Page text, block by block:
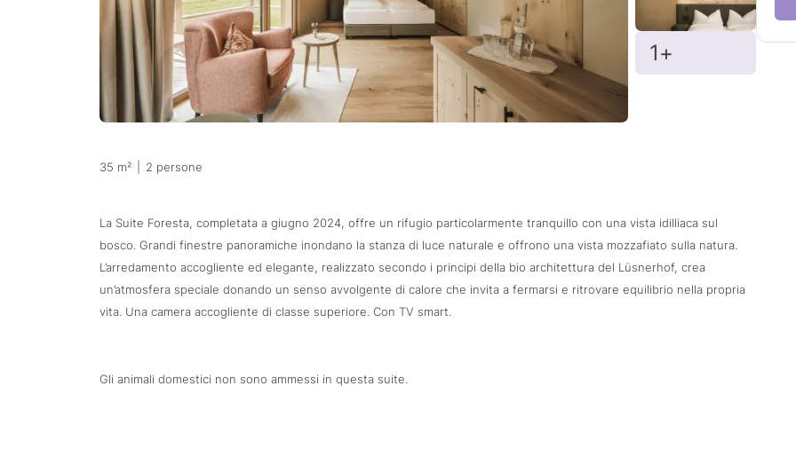
1+
35 m² 2 persone
La Suite Foresta, completata a giugno 2024, offre un rifugio particolarmente tranquillo con una vista idilliaca sul
bosco. Grandi finestre panoramiche inondano la stanza di luce naturale e offrono una vista mozzafiato sulla natura.
L’arredamento accogliente ed elegante, realizzato secondo i principi della bio architettura del Lüsnerhof, crea
un’atmosfera speciale donando un senso avvolgente di calore che invita a fermarsi e ritrovare equilibrio nella propria
vita. Una camera accogliente di classe superiore. Con TV smart.
Gli animali domestici non sono ammessi in questa suite.